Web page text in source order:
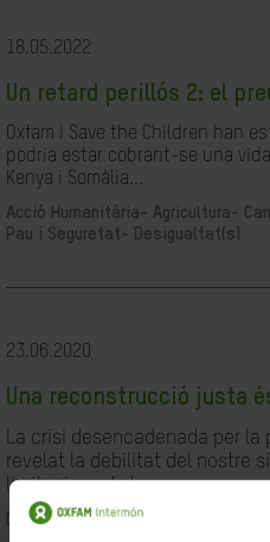
18.05.2022
Un retard perillós 2: el
Oxfam i Save the Children han
podria estar cobrant-se una
Kenya i Somàlia...
Acció Humanitària- Agricultura-
Pau i Seguretat-
Desigualtat(s)
23.06.2020
Una reconstrucció justa
La crisi desencadenada per la
revelat la debilitat del nostre
limitacions de les...
Desigualtat(s)